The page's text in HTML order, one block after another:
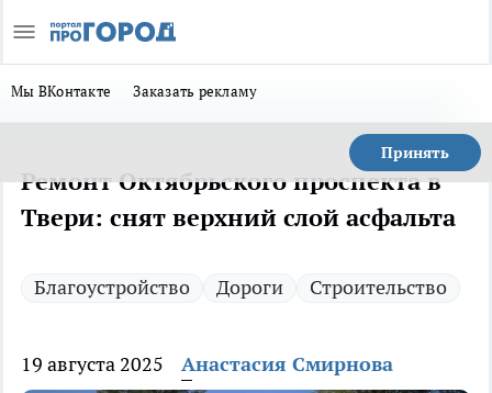
Мы ВКонтакте Заказать рекламу
Принять
Ремонт Октябрьского проспекта в
Твери: снят верхний слой асфальта
Благоустройство Дороги Строительство
19 августа 2025 Анастасия Смирнова